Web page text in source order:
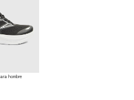
hombre